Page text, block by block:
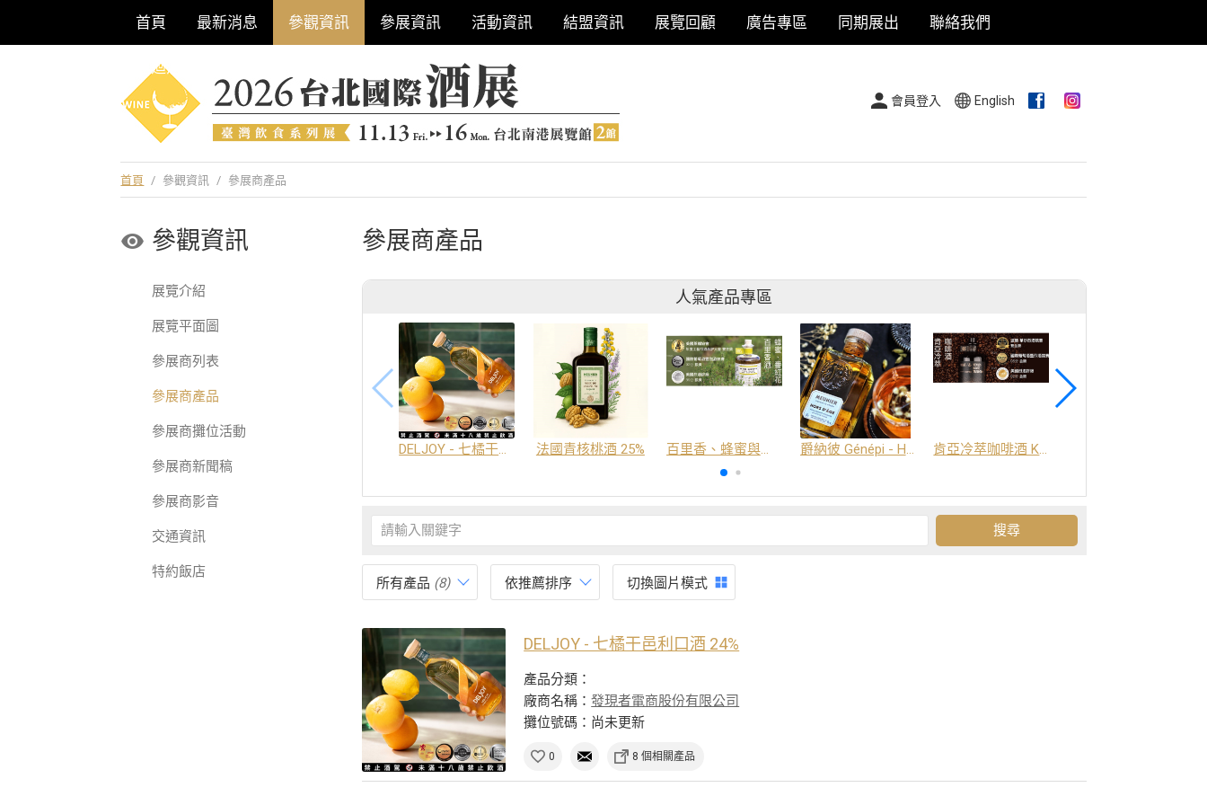
首頁 最新消息 參觀資訊 參展資訊 活動資訊 結盟資訊 展覽回顧 廣告專區 同期展出 聯絡我們
巡迴酒展系列
會員登入 English
首頁 / 參觀資訊 / 參展商產品
參觀資訊
展覽介紹
展覽平面圖
參展商列表
參展商產品
參展商攤位活動
參展商新聞稿
參展商影音
交通資訊
特約飯店
參展商產品
人氣產品專區
DELJOY - 七橘干邑利口酒 24% 法國青核桃酒 25% 百里香、蜂蜜與番紅花酒 爵納彼 Génépi - Hors d'Age (橡木桶陳釀) -阿爾卑斯山草本酒 肯亞冷萃咖啡酒 Kenya Coffee Brew
所有產品 (8) 依推薦排序 切換圖片模式
DELJOY - 七橘干邑利口酒 24%
產品分類：
廠商名稱：發現者電商股份有限公司
攤位號碼：尚未更新
0 8 個相關產品